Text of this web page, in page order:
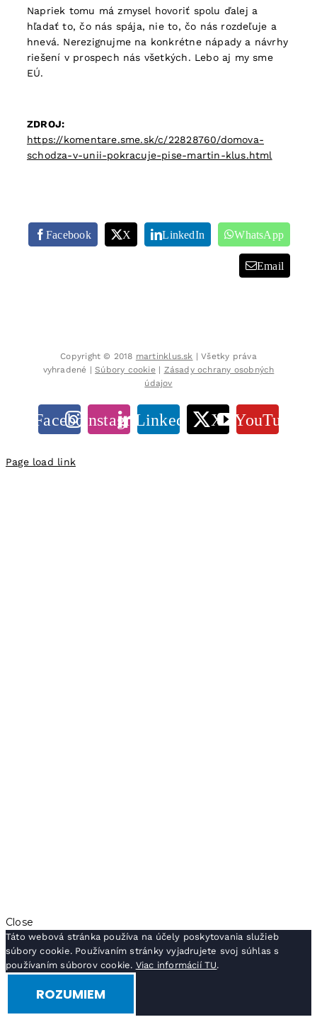
Napriek tomu má zmysel hovoriť spolu ďalej a
hľadať to, čo nás spája, nie to, čo nás rozdeľuje a
hnevá. Nerezignujme na konkrétne nápady a návrhy
riešení v prospech nás všetkých. Lebo aj my sme
EÚ.
ZDROJ:
https://komentare.sme.sk/c/22828760/domova-
schodza-v-unii-pokracuje-pise-martin-klus.html
Facebook X LinkedIn WhatsApp
Email
Copyright © 2018 martinklus.sk | Všetky práva
vyhradené |Súbory cookie| Zásady ochrany osobných
údajov
FacebookInstagramLinkedIn X YouTube
Page load link
Close
Táto webová stránka používa na účely poskytovania služieb
súbory cookie. Používaním stránky vyjadrujete svoj súhlas s
používaním súborov cookie. Viac informácií TU.
ROZUMIEM